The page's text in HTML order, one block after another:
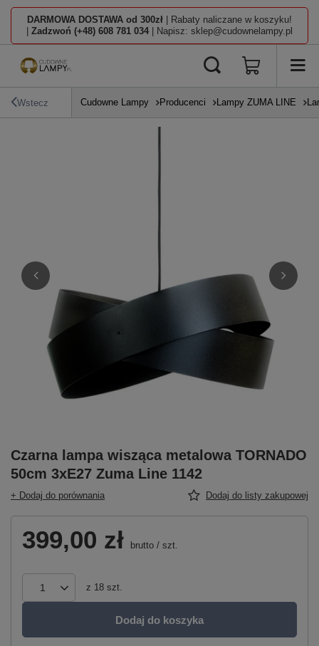
DARMOWA DOSTAWA od 300zł | Rabaty naliczane w koszyku!
Zadzwoń (+48) 608 781 034 | Napisz: sklep@cudownelampy.pl
Wstecz Cudowne Lampy Producenci Lampy ZUMA LINE
Czarna lampa wisząca metalowa TORNADO
50cm 3xE27 Zuma Line 1142
+ Dodaj do porównania Dodaj do listy zakupowej
399,00 zł brutto / szt.
z 18 szt.
Dodaj do koszyka